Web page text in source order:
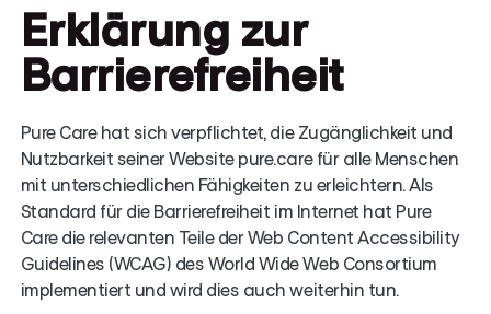
Erklärung zur
Barrierefreiheit
Pure Care hat sich verpflichtet, die Zugänglichkeit und
Nutzbarkeit seiner Website pure.care für alle Menschen
mit unterschiedlichen Fähigkeiten zu erleichtern. Als
Standard für die Barrierefreiheit im Internet hat Pure
Care die relevanten Teile der Web Content Accessibility
Guidelines (WCAG) des World Wide Web Consortium
implementiert und wird dies auch weiterhin tun.